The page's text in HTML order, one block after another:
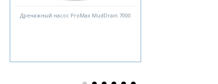
Дренажный насос ProMax MudDrain 7000